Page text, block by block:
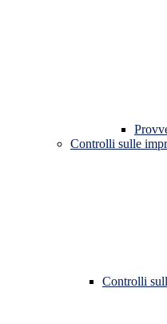
Controlli sulle
Controlli